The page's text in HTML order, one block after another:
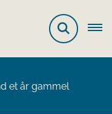
et år gammel